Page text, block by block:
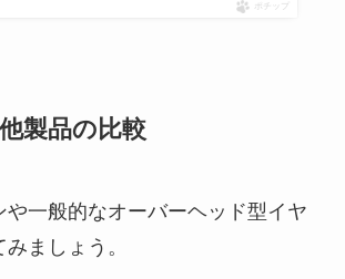
ポチップ
製品の比較
や一般的なオーバーヘッド型イヤ
ましょう。